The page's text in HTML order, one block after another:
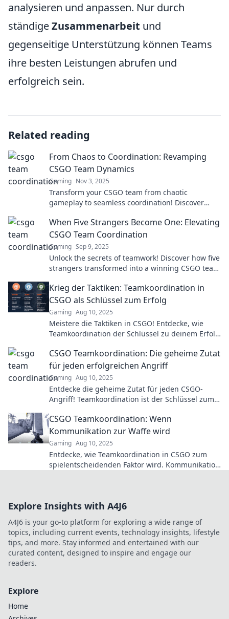
analysieren und anpassen. Nur durch
ständigeZusammenarbeit und
gegenseitige Unterstützung können Teams
ihre besten Leistungen abrufen und
erfolgreich sein.
Related reading
From Chaos to Coordination: Revamping
CSGO Team Dynamics
Gaming Nov 3, 2025
Transform your CSGO team from chaotic
gameplay to seamless coordination! Discover
success!
When Five Strangers Become One: Elevating
CSGO Team Coordination
Gaming Sep 9, 2025
Unlock the secrets of teamwork! Discover how five
strangers transformed into a winning CSGO team
Krieg der Taktiken: Teamkoordination in
CSGO als Schlüssel zum Erfolg
Gaming Aug 10, 2025
Meistere die Taktiken in CSGO! Entdecke, wie
Teamkoordination der Schlüssel zu deinem Erfolg
CSGO Teamkoordination: Die geheime Zutat
für jeden erfolgreichen Angriff
Gaming Aug 10, 2025
Entdecke die geheime Zutat für jeden CSGO-
Angriff! Teamkoordination ist der Schlüssel zum
führst!
CSGO Teamkoordination: Wenn
Kommunikation zur Waffe wird
Gaming Aug 10, 2025
Entdecke, wie Teamkoordination in CSGO zum
spielentscheidenden Faktor wird. Kommunikation
Explore Insights with A4J6
A4J6 is your go-to platform for exploring a wide range of
topics, including current events, technology insights, lifestyle
tips, and more. Stay informed and entertained with our
curated content, designed to inspire and engage our
readers.
Explore
Home